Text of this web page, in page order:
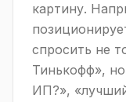
картину.
спросить не
Тинькофф»,
ИП?»,